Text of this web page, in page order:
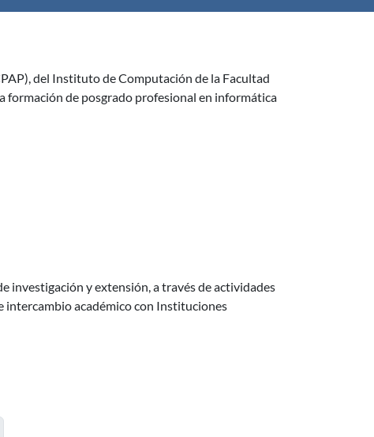
del Instituto de Computación de la Facultad
formación de posgrado profesional en informática
investigación y extensión, a través de actividades
intercambio académico con Instituciones